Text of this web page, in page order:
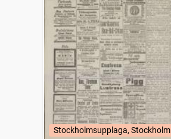
Stockholmsupplaga, Stockholm